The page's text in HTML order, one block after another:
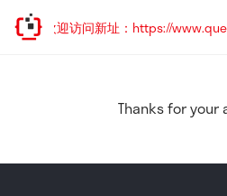
移，欢迎访问新址：https://
Thanks for your